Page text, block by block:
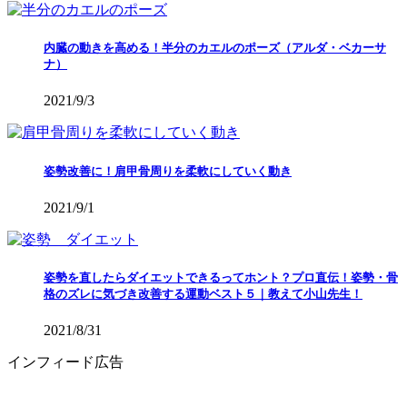
内臓の動きを高める！半分のカエルのポーズ（アルダ・ベカーサ
ナ）
2021/9/3
姿勢改善に！肩甲骨周りを柔軟にしていく動き
2021/9/1
姿勢を直したらダイエットできるってホント？プロ直伝！姿勢・骨
格のズレに気づき改善する運動ベスト５｜教えて小山先生！
2021/8/31
インフィード広告